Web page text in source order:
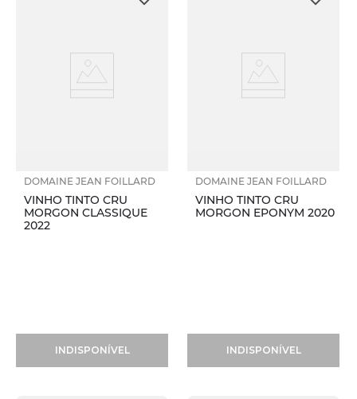
DOMAINE JEAN FOILLARD
VINHO TINTO CRU
MORGON CLASSIQUE
2022
INDISPONÍVEL
DOMAINE JEAN FOILLARD
VINHO TINTO CRU
MORGON EPONYM 2020
INDISPONÍVEL